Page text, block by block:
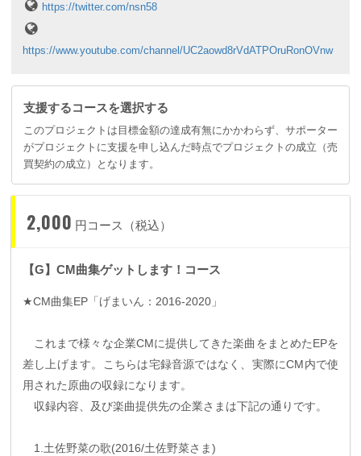
https://twitter.com/nsn58
https://www.youtube.com/channel/UC2aowd8rVdATPOruRonOVnw
支援するコースを選択する
このプロジェクトは目標金額の達成有無にかかわらず、サポーター
がプロジェクトに支援を申し込んだ時点でプロジェクトの成立（売
買契約の成立）となります。
2,000 円コース（税込）
【G】CM曲集ゲットします！コース
★CM曲集EP 「げまいん： 2016-2020 」
これまで様々な企業CMに提供してきた楽曲をまとめたEPを
差し上げます。こちらは宅録音源ではなく、実際にCM内で使
用された原曲の収録になります。
収録内容、及び楽曲提供先の企業さまは下記の通りです。
1. 土佐野菜の歌(2016/土佐野菜さま)